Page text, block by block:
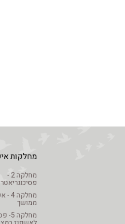
מחלקות
מחלקה 2 -
ממושך